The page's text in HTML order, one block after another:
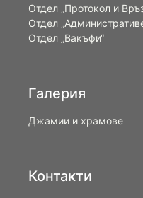
Oтдел „Протокол и
Отдел
Отдел „Вакъфи“
Галерия
Джамии и храмове
Контакти